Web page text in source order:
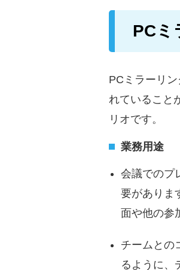
PCミ
PCミラーリ
れていること
リオです。
業務用途
会議でのプ
要がありま
面や他の参
チームとの
るように、